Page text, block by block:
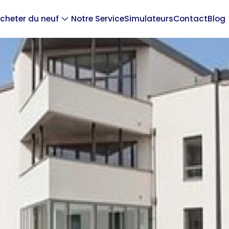
du neuf Notre ServiceSimulateursContactBlog